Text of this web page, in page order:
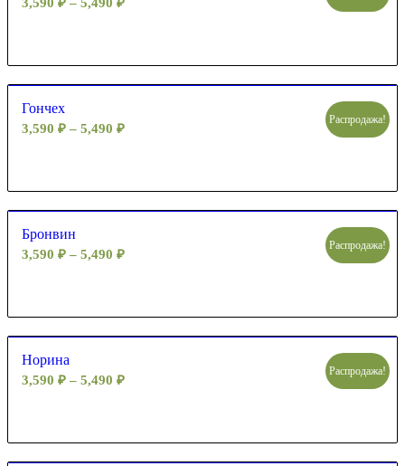
3,590 ₽ – 5,490 ₽
Гончех
3,590 ₽ – 5,490 ₽
Распродажа!
Бронвин
3,590 ₽ – 5,490 ₽
Распродажа!
Норина
3,590 ₽ – 5,490 ₽
Распродажа!